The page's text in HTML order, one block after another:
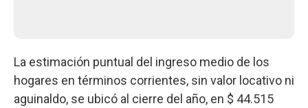
La estimación puntual del ingreso medio de los
hogares en términos corrientes, sin valor locativo ni
aguinaldo, se ubicó al cierre del año, en $ 44.515